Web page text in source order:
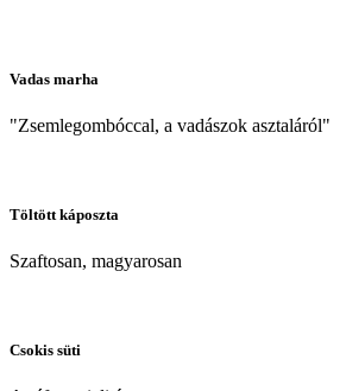
Vadas marha
"Zsemlegombóccal, a vadászok asztaláról"
Töltött káposzta
Szaftosan, magyarosan
Csokis süti